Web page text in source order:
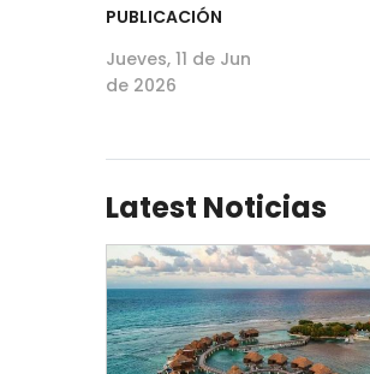
PUBLICACIÓN
Jueves, 11 de Jun
de 2026
Latest Noticias